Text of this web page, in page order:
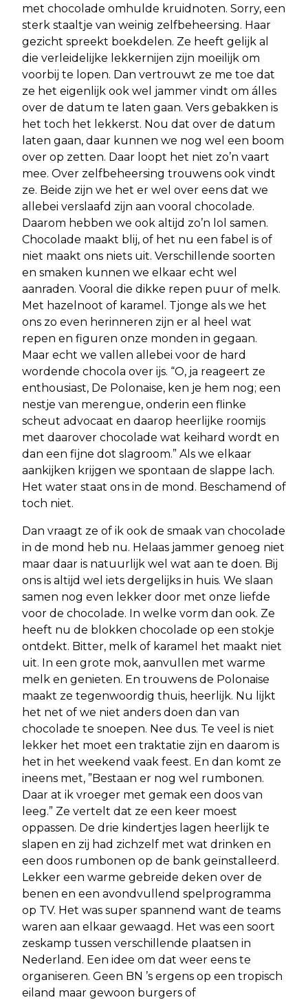
met chocolade omhulde kruidnoten. Sorry, een
sterk staaltje van weinig zelfbeheersing. Haar
gezicht spreekt boekdelen. Ze heeft gelijk al
die verleidelijke lekkernijen zijn moeilijk om
voorbij te lopen. Dan vertrouwt ze me toe dat
ze het eigenlijk ook wel jammer vindt om álles
over de datum te laten gaan. Vers gebakken is
het toch het lekkerst. Nou dat over de datum
laten gaan, daar kunnen we nog wel een boom
over op zetten. Daar loopt het niet zo’n vaart
mee. Over zelfbeheersing trouwens ook vindt
ze. Beide zijn we het er wel over eens dat we
allebei verslaafd zijn aan vooral chocolade.
Daarom hebben we ook altijd zo’n lol samen.
Chocolade maakt blij, of het nu een fabel is of
niet maakt ons niets uit. Verschillende soorten
en smaken kunnen we elkaar echt wel
aanraden. Vooral die dikke repen puur of melk.
Met hazelnoot of karamel. Tjonge als we het
ons zo even herinneren zijn er al heel wat
repen en figuren onze monden in gegaan.
Maar echt we vallen allebei voor de hard
wordende chocola over ijs. “O, ja reageert ze
enthousiast, De Polonaise, ken je hem nog; een
nestje van merengue, onderin een flinke
scheut advocaat en daarop heerlijke roomijs
met daarover chocolade wat keihard wordt en
dan een fijne dot slagroom.” Als we elkaar
aankijken krijgen we spontaan de slappe lach.
Het water staat ons in de mond. Beschamend of
toch niet.
Dan vraagt ze of ik ook de smaak van chocolade
in de mond heb nu. Helaas jammer genoeg niet
maar daar is natuurlijk wel wat aan te doen. Bij
ons is altijd wel iets dergelijks in huis. We slaan
samen nog even lekker door met onze liefde
voor de chocolade. In welke vorm dan ook. Ze
heeft nu de blokken chocolade op een stokje
ontdekt. Bitter, melk of karamel het maakt niet
uit. In een grote mok, aanvullen met warme
melk en genieten. En trouwens de Polonaise
maakt ze tegenwoordig thuis, heerlijk. Nu lijkt
het net of we niet anders doen dan van
chocolade te snoepen. Nee dus. Te veel is niet
lekker het moet een traktatie zijn en daarom is
het in het weekend vaak feest. En dan komt ze
ineens met, ”Bestaan er nog wel rumbonen.
Daar at ik vroeger met gemak een doos van
leeg.” Ze vertelt dat ze een keer moest
oppassen. De drie kindertjes lagen heerlijk te
slapen en zij had zichzelf met wat drinken en
een doos rumbonen op de bank geïnstalleerd.
Lekker een warme gebreide deken over de
benen en een avondvullend spelprogramma
op TV. Het was super spannend want de teams
waren aan elkaar gewaagd. Het was een soort
zeskamp tussen verschillende plaatsen in
Nederland. Een idee om dat weer eens te
organiseren. Geen BN ’s ergens op een tropisch
eiland maar gewoon burgers of